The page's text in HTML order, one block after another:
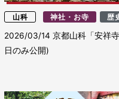
山科 神社・お寺 歴
2026/03/14京都山科「安祥
日のみ公開)